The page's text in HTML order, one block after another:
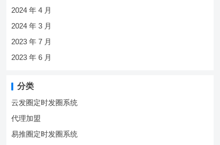
2024 年 4 月
2024 年 3 月
2023 年 7 月
2023 年 6 月
分类
云发圈定时发圈系统
代理加盟
易推圈定时发圈系统